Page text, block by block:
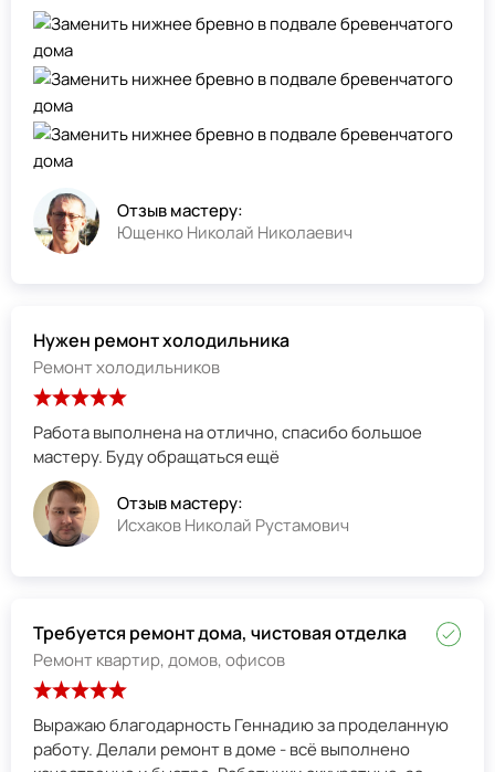
Отзыв мастеру:
Ющенко Николай Николаевич
Нужен ремонт холодильника
Ремонт холодильников
Работа выполнена на отлично, спасибо большое
мастеру. Буду обращаться ещё
Отзыв мастеру:
Исхаков Николай Рустамович
Требуется ремонт дома, чистовая отделка
Ремонт квартир, домов, офисов
Выражаю благодарность Геннадию за проделанную
работу. Делали ремонт в доме - всё выполнено